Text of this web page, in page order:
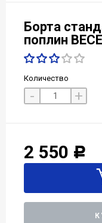
Борта
поплин
Количество
- +
2 550 Р